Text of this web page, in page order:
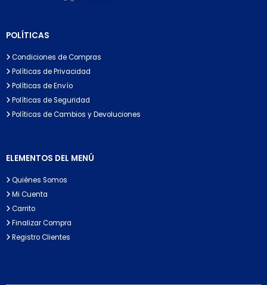
POLÍTICAS
Condiciones de Compras
Políticas de Privacidad
Políticas de Envío
Políticas de Seguridad
Políticas de Cambios y Devoluciones
ELEMENTOS DEL MENÚ
Quiénes Somos
Mi Cuenta
Carrito
Finalizar Compra
Registro Clientes